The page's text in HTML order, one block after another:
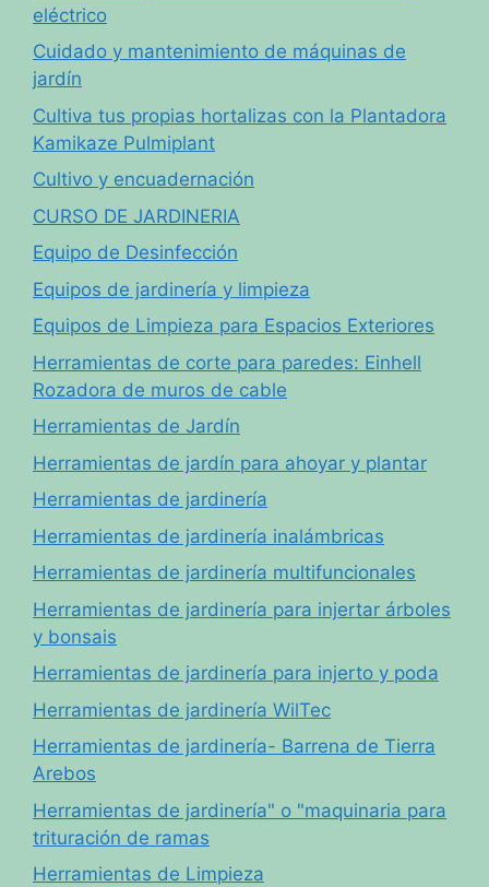
eléctrico
Cuidado y mantenimiento de máquinas de
jardín
Cultiva tus propias hortalizas con la Plantadora
Kamikaze Pulmiplant
Cultivo y encuadernación
CURSO DE JARDINERIA
Equipo de Desinfección
Equipos de jardinería y limpieza
Equipos de Limpieza para Espacios Exteriores
Herramientas de corte para paredes: Einhell
Rozadora de muros de cable
Herramientas de Jardín
Herramientas de jardín para ahoyar y plantar
Herramientas de jardinería
Herramientas de jardinería inalámbricas
Herramientas de jardinería multifuncionales
Herramientas de jardinería para injertar árboles
y bonsais
Herramientas de jardinería para injerto y poda
Herramientas de jardinería WilTec
Herramientas de jardinería- Barrena de Tierra
Arebos
Herramientas de jardinería" o "maquinaria para
trituración de ramas
Herramientas de Limpieza